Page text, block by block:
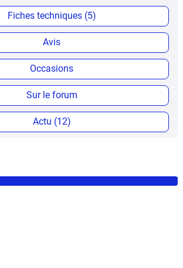
Fiches techniques (5)
Avis
Occasions
Sur le forum
Actu (12)